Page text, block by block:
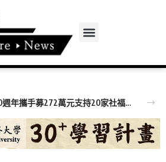
從經貿到公益 IEAT 80週年攜手募272萬元支持20家社福機構